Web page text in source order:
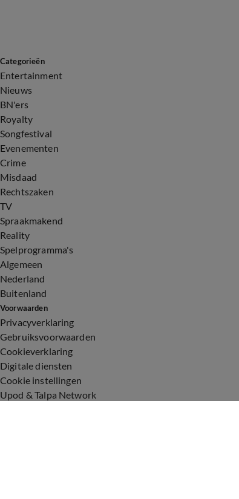
Categorieën
Entertainment
Nieuws
BN'ers
Royalty
Songfestival
Evenementen
Crime
Misdaad
Rechtszaken
TV
Spraakmakend
Reality
Spelprogramma's
Algemeen
Nederland
Buitenland
Voorwaarden
Privacyverklaring
Gebruiksvoorwaarden
Cookieverklaring
Digitale diensten
Cookie instellingen
Upod & Talpa Network